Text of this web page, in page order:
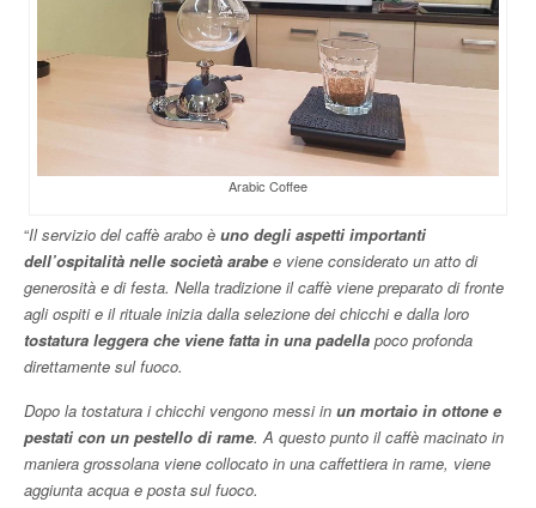
Arabic Coffee
“Il servizio del caffè arabo è uno degli aspetti importanti
dell’ospitalità nelle società arabe e viene considerato un atto di
generosità e di festa. Nella tradizione il caffè viene preparato di fronte
agli ospiti e il rituale inizia dalla selezione dei chicchi e dalla loro
tostatura leggera che viene fatta in una padella poco profonda
direttamente sul fuoco.
Dopo la tostatura i chicchi vengono messi in un mortaio in ottone e
pestati con un pestello di rame. A questo punto il caffè macinato in
maniera grossolana viene collocato in una caffettiera in rame, viene
aggiunta acqua e posta sul fuoco.